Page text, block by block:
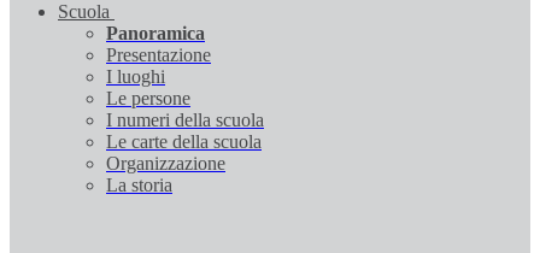
Scuola
Panoramica
Presentazione
I luoghi
Le persone
I numeri della scuola
Le carte della scuola
Organizzazione
La storia